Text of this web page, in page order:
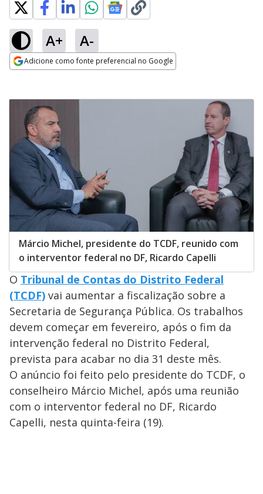
A+ A-
Adicione como fonte preferencial no Google
Márcio Michel, presidente do TCDF, reunido com
o interventor federal no DF, Ricardo Capelli
O Tribunal de Contas do Distrito Federal
(TCDF) vai aumentar a fiscalização sobre a
Secretaria de Segurança Pública. Os trabalhos
devem começar em fevereiro, após o fim da
intervenção federal no Distrito Federal,
prevista para acabar no dia 31 deste mês.
O anúncio foi feito pelo presidente do TCDF, o
conselheiro Márcio Michel, após uma reunião
com o interventor federal no DF, Ricardo
Capelli, nesta quinta-feira (19).